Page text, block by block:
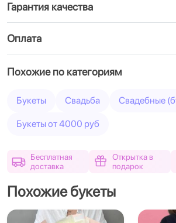
Гарантия качества
Оплата
Похожие по категориям
Букеты Свадьба Свадебные
Букеты от 4000 руб
Бесплатная
доставка
Открытка в
подарок
Похожие букеты